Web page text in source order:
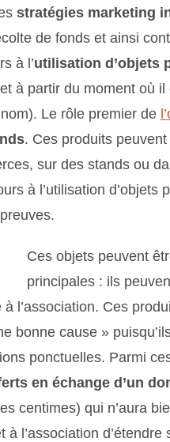
stratégies marketing
de fonds et ainsi
à l’utilisation d’objets
à partir du moment où il
Le rôle premier de
. Ces produits
sur des stands ou
à l’utilisation
Ces objets peuvent
principales : ils
l’association. Ces
bonne cause »
ponctuelles. Parmi
en échange d’un
centimes) qui n’aura
à l’association